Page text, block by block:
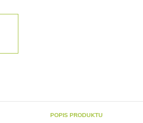
POPIS PRODUKTU